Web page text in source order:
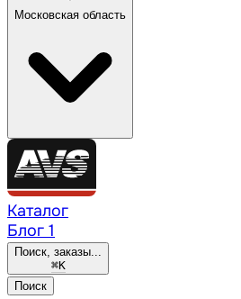
Московская область
Каталог
Блог 1
Поиск, заказы...
⌘K
Поиск